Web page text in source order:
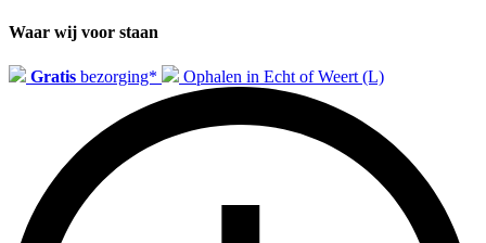
Waar wij voor staan
Gratis bezorging* Ophalen in Echt of Weert (L)